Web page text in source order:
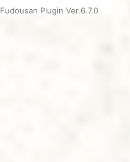
Fudousan Plugin Ver.6.7.0